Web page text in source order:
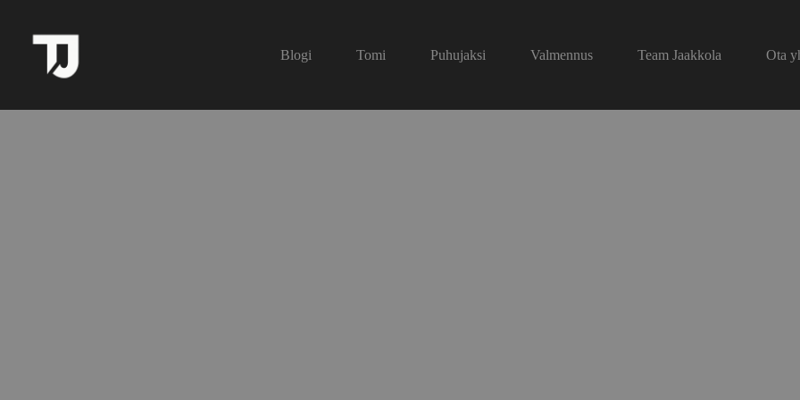
content
Blogi
Tomi Puhujaksi Valmennus Team Jaakkola Ota